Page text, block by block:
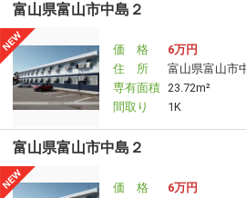
富山県富山市中島２
価 格
6万円
住 所
富山県富山市
専有面積 23.72m²
間取り
1K
富山県富山市中島２
価 格
6万円